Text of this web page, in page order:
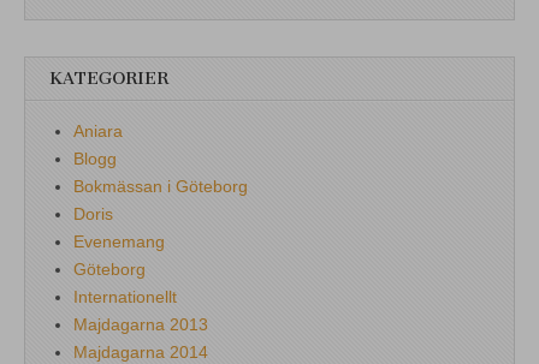
KATEGORIER
Aniara
Blogg
Bokmässan i Göteborg
Doris
Evenemang
Göteborg
Internationellt
Majdagarna 2013
Majdagarna 2014